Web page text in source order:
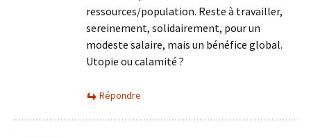
ressources/population. Reste à travailler,
sereinement, solidairement, pour un
modeste salaire, mais un bénéfice global.
Utopie ou calamité ?
Répondre